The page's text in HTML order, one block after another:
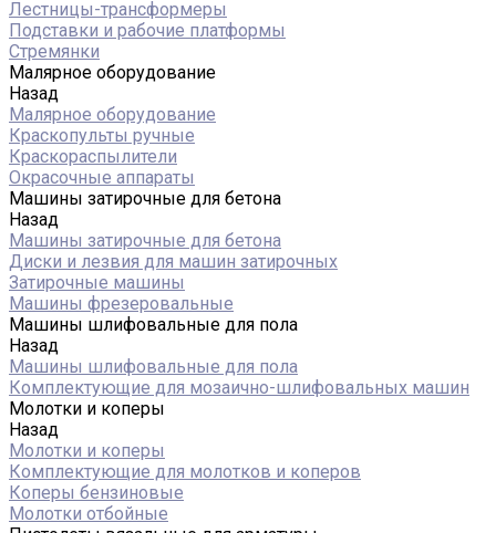
Лестницы-трансформеры
Подставки и рабочие платформы
Стремянки
Малярное оборудование
Назад
Малярное оборудование
Краскопульты ручные
Краскораспылители
Окрасочные аппараты
Машины затирочные для бетона
Назад
Машины затирочные для бетона
Диски и лезвия для машин затирочных
Затирочные машины
Машины фрезеровальные
Машины шлифовальные для пола
Назад
Машины шлифовальные для пола
Комплектующие для мозаично-шлифовальных машин
Молотки и коперы
Назад
Молотки и коперы
Комплектующие для молотков и коперов
Коперы бензиновые
Молотки отбойные